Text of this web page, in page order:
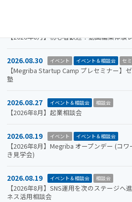
【2026年8月】初心者歓迎！動画編集体験
2026.08.30 イベント イベント＆相談会 セ
【Megriba Startup Camp プレセミナー】
塾
2026.08.27 イベント＆相談会 相談会
【2026年8月】起業相談会
2026.08.19 イベント イベント＆相談会
【2026年8月】Megriba オープンデー (コ
き見学会)
2026.08.19 イベント＆相談会 相談会
【2026年8月】SNS運用を次のステージへ
ネス活用相談会